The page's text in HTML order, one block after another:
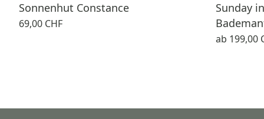
Sonnenhut Constance
69,00 CHF
Sunday
ab 199,00